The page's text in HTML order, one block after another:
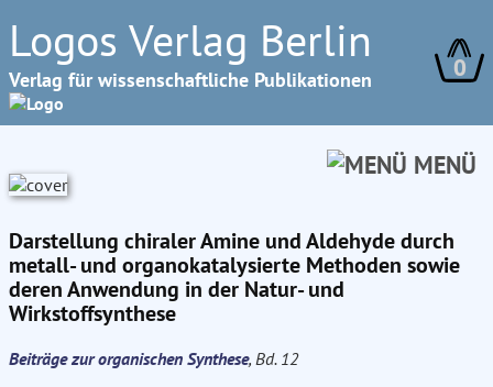
Logos Verlag Berlin
Verlag für wissenschaftliche Publikationen 0
MENÜ
Darstellung chiraler Amine und Aldehyde durch
metall- und organokatalysierte Methoden sowie
deren Anwendung in der Natur- und
Wirkstoffsynthese
Beiträge zur organischen Synthese, Bd. 12